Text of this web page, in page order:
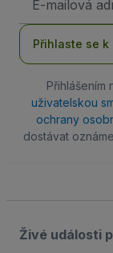
adresa
Přihlaste se
Přihlášením
uživatelskou
ochrany
dostávat
Živé události